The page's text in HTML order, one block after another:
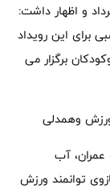
و اظهار داشت:
برای این رویداد
وکودکان برگزار می
وهمدلی
آب
توانمند ورزش